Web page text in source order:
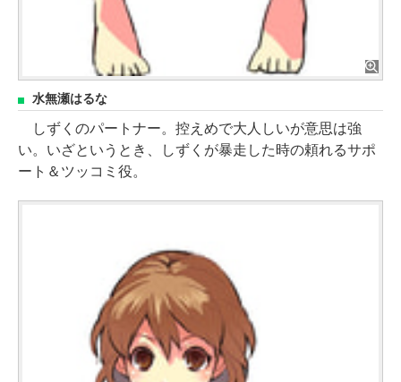
水無瀬はるな
しずくのパートナー。控えめで大人しいが意思は強
い。いざというとき、しずくが暴走した時の頼れるサポ
ート＆ツッコミ役。